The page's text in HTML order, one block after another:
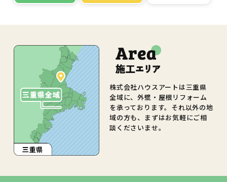
株式会社ハウスアートは三重県
全域に、外壁・屋根リフォーム
を承っております。それ以外の地
域の方も、まずはお気軽にご相
談くださいませ。